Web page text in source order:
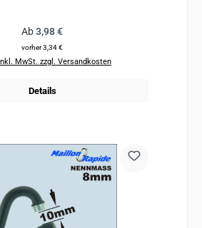
Regulärer Preis:
Ab3,98 €
vorher 3,34 €
MwSt. zzgl. Versandkosten
Details